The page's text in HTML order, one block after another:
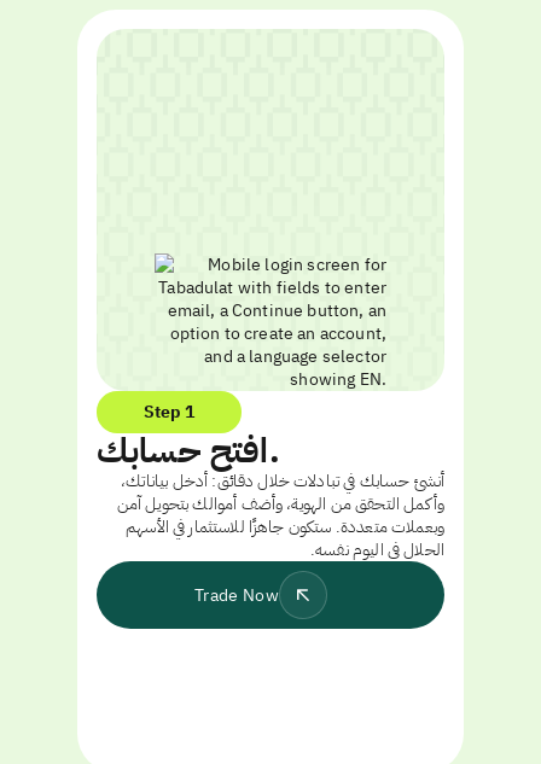
Step 1
افتح حسابك.
أنشئ حسابك في تبادلات خلال دقائق: أدخل بياناتك،
وأكمل التحقق من الهوية، وأضف أموالك بتحويل آمن
وبعملات متعددة. ستكون جاهزًا للاستثمار في الأسهم
الحلال في اليوم نفسه.
Trade Now